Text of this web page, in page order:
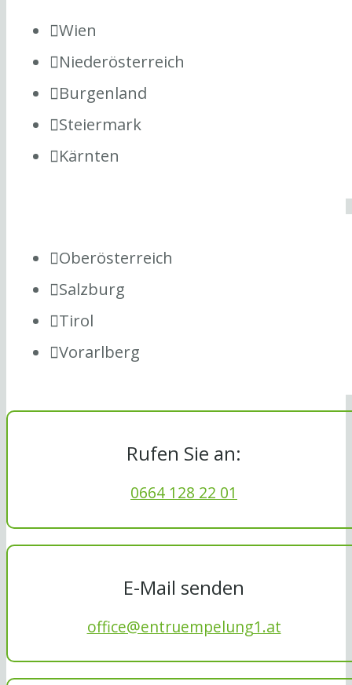
Wien
Niederösterreich
Burgenland
Steiermark
Kärnten
Oberösterreich
Salzburg
Tirol
Vorarlberg
Rufen Sie an:
0664 128 22 01
E-Mail senden
office@entruempelung1.at